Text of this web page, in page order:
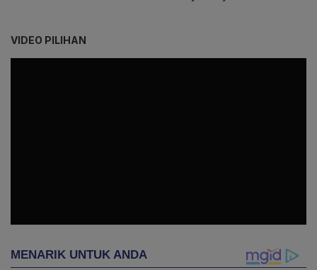
VIDEO PILIHAN